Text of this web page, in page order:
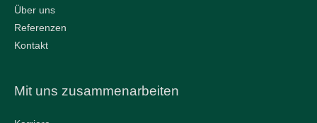
Über uns
Referenzen
Kontakt
Mit uns zusammenarbeiten